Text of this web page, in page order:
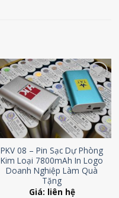
Add to
Wishlist
PKV 08 – Pin Sạc Dự Phòng
Kim Loại 7800mAh In Logo
Doanh Nghiệp Làm Quà
Tặng
Giá: liên hệ